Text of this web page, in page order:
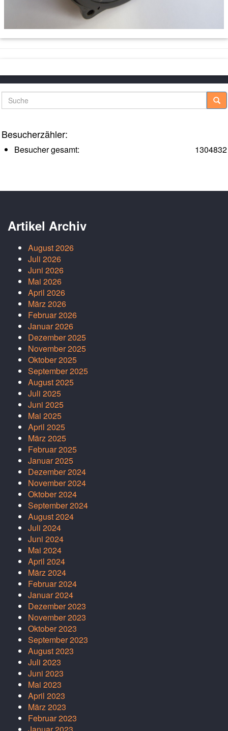
Suche
Besucherzähler:
1304832
Besucher gesamt:
Artikel Archiv
August 2026
Juli 2026
Juni 2026
Mai 2026
April 2026
März 2026
Februar 2026
Januar 2026
Dezember 2025
November 2025
Oktober 2025
September 2025
August 2025
Juli 2025
Juni 2025
Mai 2025
April 2025
März 2025
Februar 2025
Januar 2025
Dezember 2024
November 2024
Oktober 2024
September 2024
August 2024
Juli 2024
Juni 2024
Mai 2024
April 2024
März 2024
Februar 2024
Januar 2024
Dezember 2023
November 2023
Oktober 2023
September 2023
August 2023
Juli 2023
Juni 2023
Mai 2023
April 2023
März 2023
Februar 2023